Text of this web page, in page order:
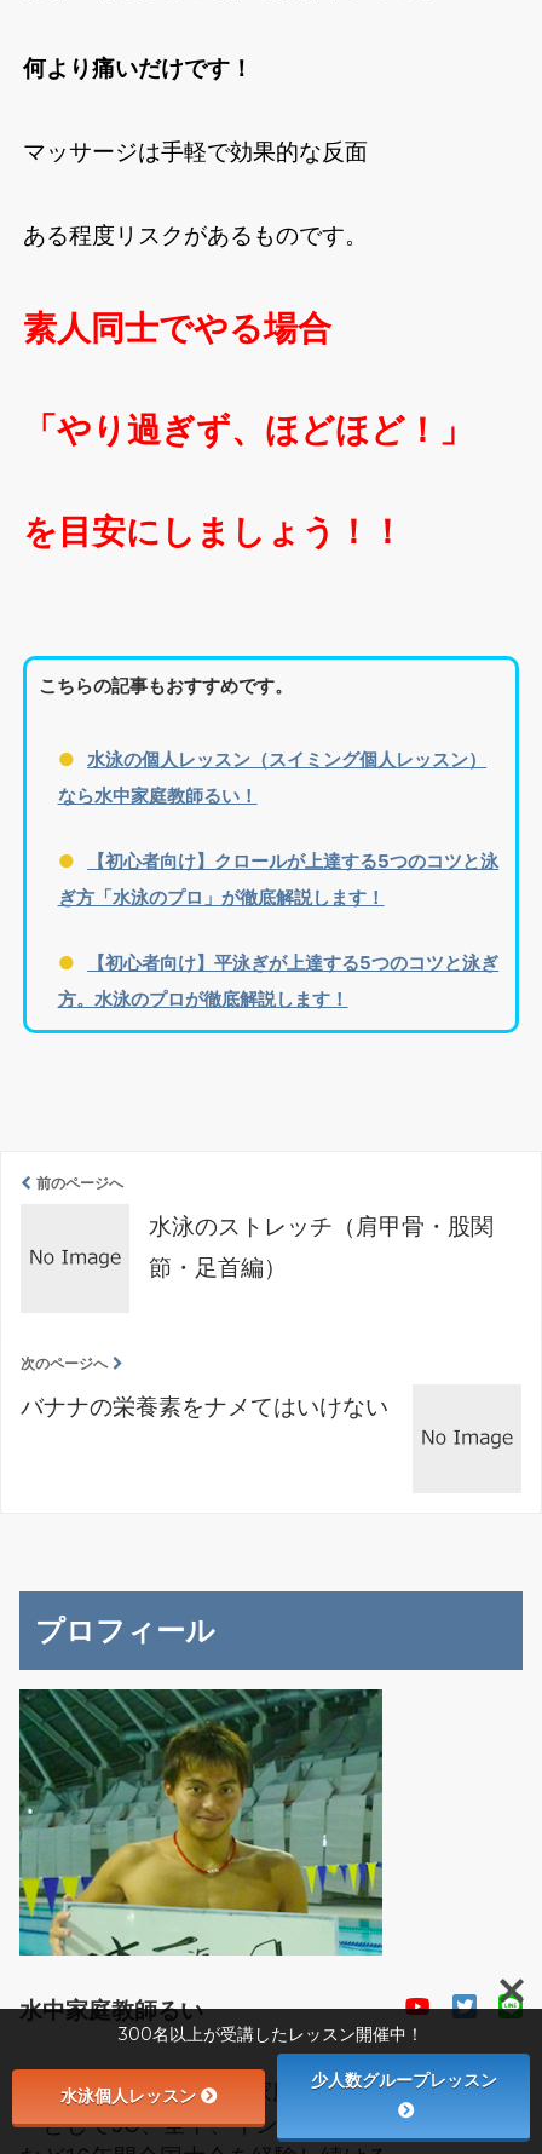
何より痛いだけです！
マッサージは手軽で効果的な反面
ある程度リスクがあるものです。
素人同士でやる場合
「やり過ぎず、ほどほど！」
を目安にしましょう！！
こちらの記事もおすすめです。
水泳の個人レッスン（スイミング個人レッスン）
なら水中家庭教師るい！
【初心者向け】クロールが上達する5つのコツと泳
ぎ方「水泳のプロ」が徹底解説します！
【初心者向け】平泳ぎが上達する5つのコツと泳ぎ
方。水泳のプロが徹底解説します！
前のページへ
水泳のストレッチ（肩甲骨・股関
節・足首編）
次のページへ
バナナの栄養素をナメてはいけない
プロフィール
水中家庭教師るい
日本唯一の【水中専門家庭教師】 平泳ぎスイマ
ーとしてJO、全中、インハイ、インカレ、国体
300名以上が受講したレッスン開催中！
水泳個人レッスン
少人数グループレッスン